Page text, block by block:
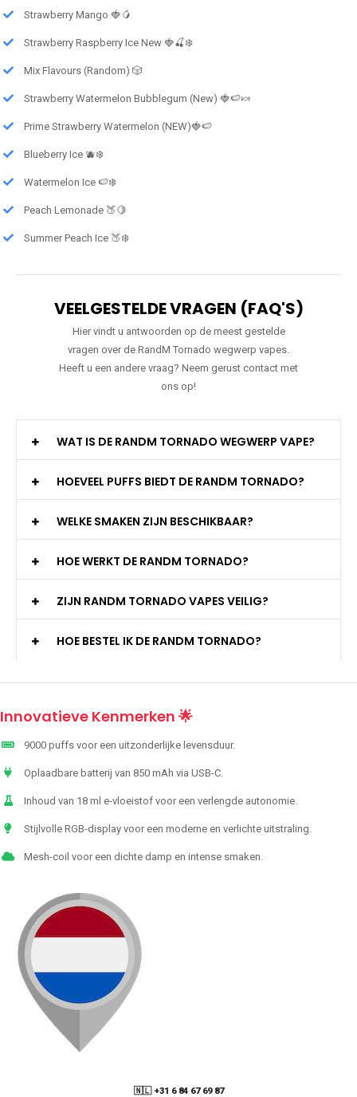
Strawberry Mango 🍓🥭
Strawberry Raspberry Ice New 🍓🍒❄️
Mix Flavours (Random) 🎲
Strawberry Watermelon Bubblegum (New) 🍓🍉🍬
Prime Strawberry Watermelon (NEW)🍓🍉
Blueberry Ice 🫐❄️
Watermelon Ice 🍉❄️
Peach Lemonade 🍑🍋
Summer Peach Ice 🍑❄️
VEELGESTELDE VRAGEN (FAQ'S)
Hier vindt u antwoorden op de meest gestelde
vragen over de RandM Tornado wegwerp vapes.
Heeft u een andere vraag? Neem gerust contact met
ons op!
WAT IS DE RANDM TORNADO WEGWERP VAPE?
HOEVEEL PUFFS BIEDT DE RANDM TORNADO?
WELKE SMAKEN ZIJN BESCHIKBAAR?
HOE WERKT DE RANDM TORNADO?
ZIJN RANDM TORNADO VAPES VEILIG?
HOE BESTEL IK DE RANDM TORNADO?
Innovatieve Kenmerken 🌟
9000 puffs voor een uitzonderlijke levensduur.
Oplaadbare batterij van 850 mAh via USB-C.
Inhoud van 18 ml e-vloeistof voor een verlengde autonomie.
Stijlvolle RGB-display voor een moderne en verlichte uitstraling.
Mesh-coil voor een dichte damp en intense smaken.
🇳🇱 +31 6 84 67 69 87